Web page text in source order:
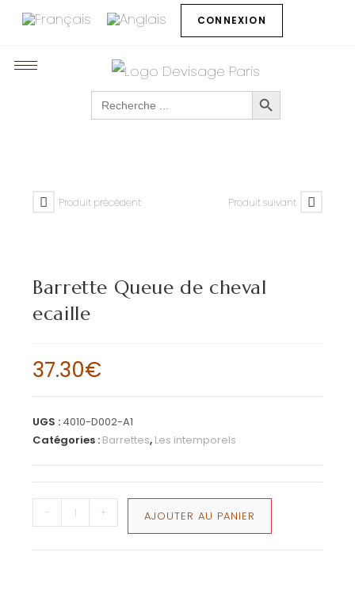
CONNEXION
Search
for:
SEARCH BUTTON
Produit précédent Produit suivant
Barrette Queue de cheval
ecaille
37.30€
UGS : 4010-D002-A1
Catégories : Barrettes, Les intemporels
- + AJOUTER AU PANIER